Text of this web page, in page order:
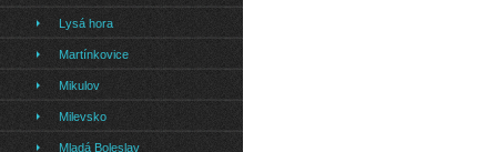
Lysá hora
Martínkovice
Mikulov
Milevsko
Mladá Boleslav